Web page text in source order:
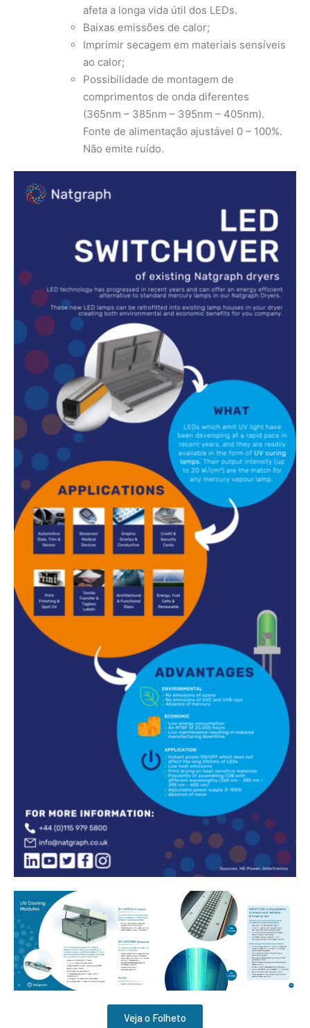
afeta a longa vida útil dos LEDs.
Baixas emissões de calor;
Imprimir secagem em materiais sensíveis
ao calor;
Possibilidade de montagem de
comprimentos de onda diferentes
(365nm – 385nm – 395nm – 405nm).
Fonte de alimentação ajustável 0 – 100%.
Não emite ruído.
Veja o Folheto